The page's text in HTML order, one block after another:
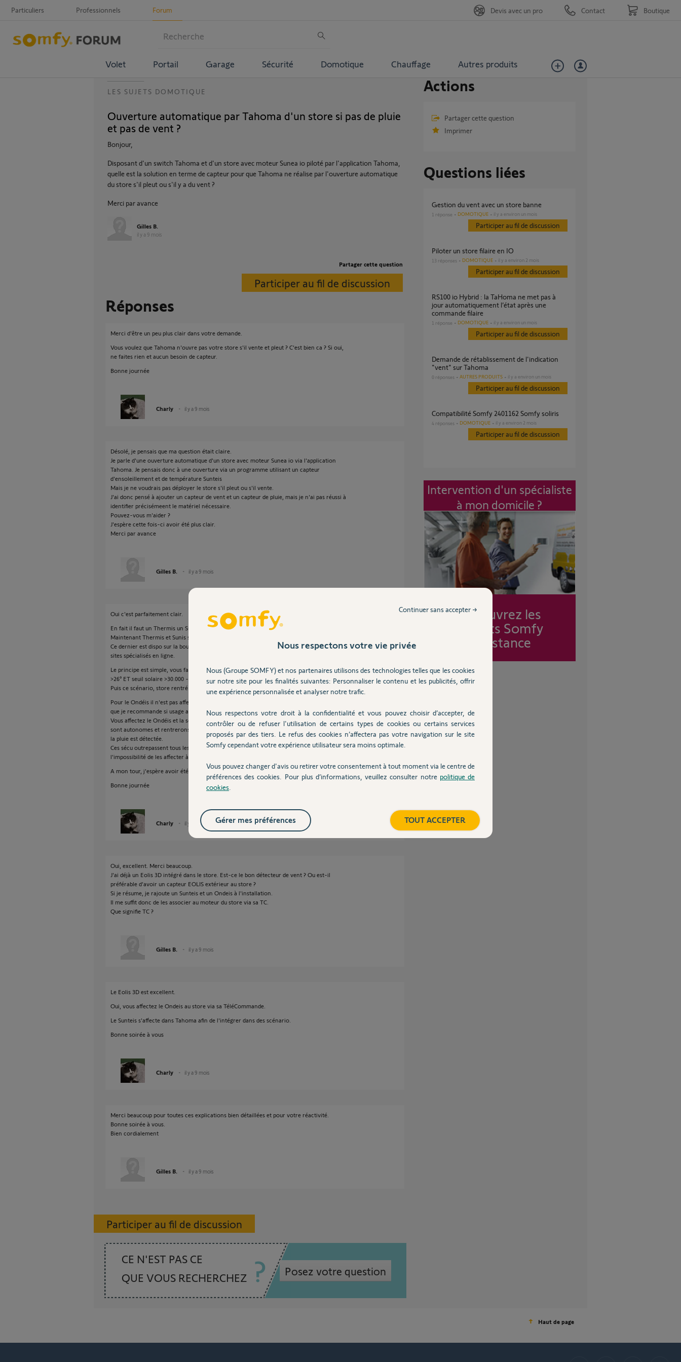
Particuliers Professionnels Forum
Volet Portail Garage Sécurité Domotique Chauffage Autres produits
Devis avec un pro Contact Boutique
LES SUJETS DOMOTIQUE
Ouverture automatique par Tahoma d'un store si pas de pluie
et pas de vent ?
Bonjour,
Disposant d'un switch Tahoma et d'un store avec moteur Sunea io piloté par l'application Tahoma,
quelle est la solution en terme de capteur pour que Tahoma ne réalise par l'ouverture automatique
du store s'il pleut ou s'il y a du vent ?
Merci par avance
Gilles B.
il y a 9 mois
Partager cette question
Participer au fil de discussion
Réponses
Merci d'être un peu plus clair dans votre demande.
Vous voulez que Tahoma n'ouvre pas votre store s'il vente et pleut ? C'est bien ca ? Si oui,
ne faites rien et aucun besoin de capteur.
Bonne journée
Charly il y a 9 mois
Désolé, je pensais que ma question était claire.
Je parle d'une ouverture automatique d'un store avec moteur Sunea io via l'application
Tahoma. Je pensais donc à une ouverture via un programme utilisant un capteur
d'ensoleillement et de température Sunteis
Mais je ne voudrais pas déployer le store s'il pleut ou s'il vente.
J'ai donc pensé à ajouter un capteur de vent et un capteur de pluie, mais je n'ai pas réussi à
identifier précisémeent le matériel nécessaire.
Pouvez-vous m'aider ?
J'espère cette fois-ci avoir été plus clair.
Merci par avance
Gilles B. il y a 9 mois
Oui c'est parfaitement clair.
En fait il faut un Thermis un Sunis un Ondéis et un Eolis.
Maintenant Thermis et Sunis sont remplacés par le Sunteis.
Ce dernier est dispo sur la boutique quant à l'Ondéis et l'Eolis il faudra chercher sur des
sites spécialisés en ligne.
Le principe est simple, vous fabriquez par exemple ce scénario : Store ouvert "si" tempé
>26° ET seuil solaire >30.000 - 50.000 lux <.
Puis ce scénario, store rentré "si" tempé <26° OU seuil solaire < 30.000 lux.
Pour le Ondéis il n'est pas affectable à Tahoma au même titre qu'une sécu vent Eolis IO (ce
que je recommande si usage auto).
Vous affectez le Ondéis et la sécu vent directement au moteur du store via sa TC, ces sécu
sont autonomes et rentrerons le store si le niveau de vent > au seuil déterminé et/ou si de
la pluie est détectée.
Ces sécu outrepassent tous les scénario et ont pour mission de sauvegarder le store. D'où
l'impossibilité de les affecter à Tahoma pour les intégrer dans des scénario.
A mon tour, j'espère avoir été clair.
Bonne journée
Charly il y a 9 mois
Oui, excellent. Merci beaucoup.
J'ai déjà un Eolis 3D intégré dans le store. Est-ce le bon détecteur de vent ? Ou est-il
préférable d'avoir un capteur EOLIS extérieur au store ?
Si je résume, je rajoute un Sunteis et un Ondeis à l'installation.
Il me suffit donc de les associer au moteur du store via sa TC.
Que signifie TC ?
Gilles B. il y a 9 mois
Le Eolis 3D est excellent.
Oui, vous affectez le Ondeis au store via sa TéléCommande.
Le Sunteis s'affecte dans Tahoma afin de l'intégrer dans des scénario.
Bonne soirée à vous
Charly il y a 9 mois
Merci beaucoup pour toutes ces explications bien détaillées et pour votre réactivité.
Bonne soirée à vous.
Bien cordialement
Gilles B. il y a 9 mois
Participer au fil de discussion
CE N'EST PAS CE
QUE VOUS RECHERCHEZ
Posez votre question
Actions
Partager cette question
Imprimer
Questions liées
Gestion du vent avec un store banne
1 réponse DOMOTIQUE il y a environ un mois
Participer au fil de discussion
Piloter un store filaire en IO
13 réponses DOMOTIQUE il y a environ 2 mois
Participer au fil de discussion
RS100 io Hybrid : la TaHoma ne met pas à
jour automatiquement l’état après une
commande filaire
1 réponse DOMOTIQUE il y a environ un mois
Participer au fil de discussion
Demande de rétablissement de l'indication
"vent" sur Tahoma
0 réponses AUTRES PRODUITS il y a environ un mois
Participer au fil de discussion
compatibilité Somfy 2401162 Somfy soliris
4 réponses DOMOTIQUE il y a environ 2 mois
Participer au fil de discussion
Intervention d'un spécialiste
à mon domicile ?
Découvrez les
forfaits Somfy
Assistance
Haut de page
Nous respectons votre vie privée
Nous (Groupe SOMFY) et nos partenaires utilisons des technologies telles que les cookies
sur notre site pour les finalités suivantes: Personnaliser le contenu et les publicités, offrir
une expérience personnalisée et analyser notre trafic.
Nous respectons votre droit à la confidentialité et vous pouvez choisir d’accepter, de
contrôler ou de refuser l'utilisation de certains types de cookies ou certains services
proposés par des tiers. Le refus des cookies n’affectera pas votre navigation sur le site
Somfy cependant votre expérience utilisateur sera moins optimale.
Vous pouvez changer d'avis ou retirer votre consentement à tout moment via le centre de
préférences des cookies. Pour plus d’informations, veuillez consulter notre politique de
cookies
Continuer sans accepter →
TOUT ACCEPTER
Gérer mes préférences